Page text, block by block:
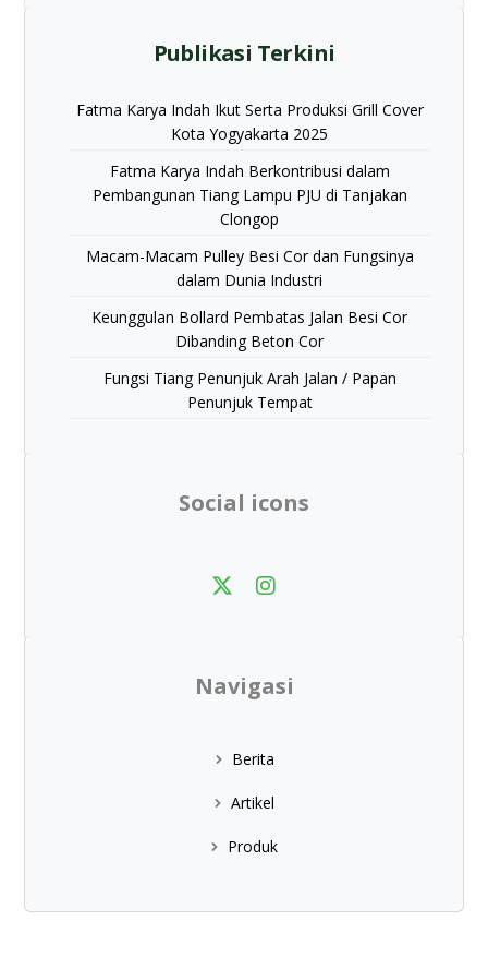
Publikasi Terkini
Fatma Karya Indah Ikut Serta Produksi Grill Cover
Kota Yogyakarta 2025
Fatma Karya Indah Berkontribusi dalam
Pembangunan Tiang Lampu PJU di Tanjakan
Clongop
Macam-Macam Pulley Besi Cor dan Fungsinya
dalam Dunia Industri
Keunggulan Bollard Pembatas Jalan Besi Cor
Dibanding Beton Cor
Fungsi Tiang Penunjuk Arah Jalan / Papan
Penunjuk Tempat
Social icons
Navigasi
Berita
Artikel
Produk